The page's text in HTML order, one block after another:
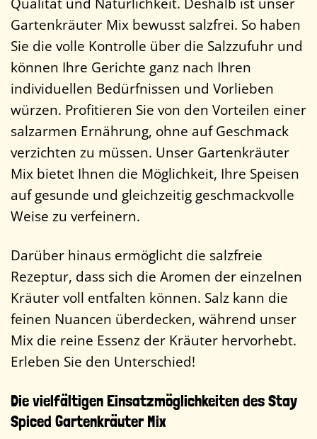
Gartenkräuter Mix bewusst salzfrei. So haben
Sie die volle Kontrolle über die Salzzufuhr und
können Ihre Gerichte ganz nach Ihren
individuellen Bedürfnissen und Vorlieben
würzen. Profitieren Sie von den Vorteilen einer
salzarmen Ernährung, ohne auf Geschmack
verzichten zu müssen. Unser Gartenkräuter
Mix bietet Ihnen die Möglichkeit, Ihre Speisen
auf gesunde und gleichzeitig geschmackvolle
Weise zu verfeinern.
Darüber hinaus ermöglicht die salzfreie
Rezeptur, dass sich die Aromen der einzelnen
Kräuter voll entfalten können. Salz kann die
feinen Nuancen überdecken, während unser
Mix die reine Essenz der Kräuter hervorhebt.
Erleben Sie den Unterschied!
Die vielfältigen Einsatzmöglichkeiten des Stay
Spiced Gartenkräuter Mix